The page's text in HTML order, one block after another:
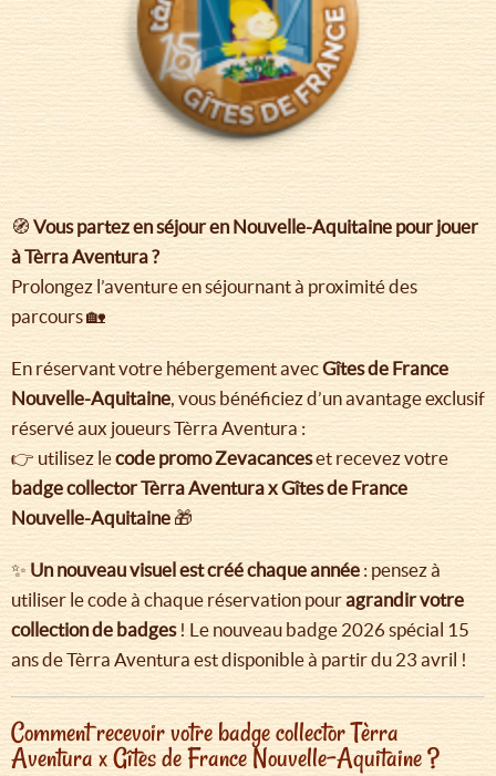
🧭 Vous partez en séjour en Nouvelle-Aquitaine pour jouer
à Tèrra Aventura ?
Prolongez l’aventure en séjournant à proximité des
parcours 🏡
En réservant votre hébergement avecGîtes de France
Nouvelle-Aquitaine, vous bénéficiez d’un avantage exclusif
réservé aux joueurs Tèrra Aventura :
👉 utilisez lecode promo Zevacanceset recevez votre
badge collector Tèrra Aventura x Gîtes de France
Nouvelle-Aquitaine 🎁
✨ Un nouveau visuel est créé chaque année : pensez à
utiliser le code à chaque réservation pouragrandir votre
collection de badges! Le nouveau badge 2026 spécial 15
ans de Tèrra Aventura est disponible à partir du 23 avril !
Comment recevoir votre badge collector Tèrra
Aventura x Gîtes de France Nouvelle-Aquitaine ?